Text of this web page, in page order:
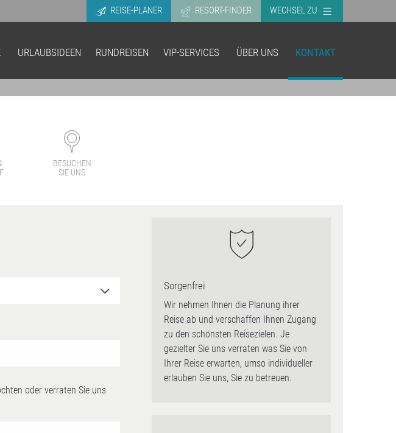
REISE-PLANER RESORT-FINDER WECHSEL ZU
URLAUBSIDEEN RUNDREISEN VIP-SERVICES ÜBER UNS KONTAKT
BESUCHEN
SIE UNS
oder verraten Sie uns
Sorgenfrei
Wir nehmen Ihnen die Planung ihrer
Reise ab und verschaffen Ihnen Zugang
zu den schönsten Reisezielen. Je
gezielter Sie uns verraten was Sie von
Ihrer Reise erwarten, umso individueller
erlauben Sie uns, Sie zu betreuen.